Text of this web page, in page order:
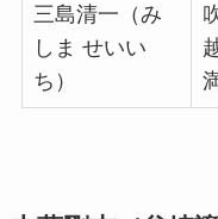
三島清一（み
しま せいい
ち）